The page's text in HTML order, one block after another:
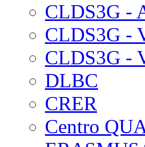
CLDS3G -
CLDS3G -
CLDS3G -
DLBC
CRER
Centro